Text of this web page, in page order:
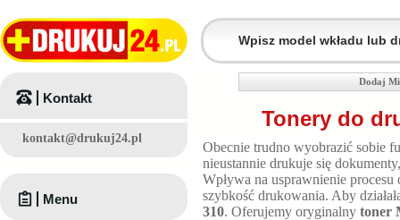
Dodaj
Tonery do
Obecnie trudno wyobrazić sobie
nieustannie drukuje się
Wpływa na usprawnienie
szybkość drukowania. Aby
310. Oferujemy oryginalny toner
Kontakt
kontakt@drukuj24.pl
Menu